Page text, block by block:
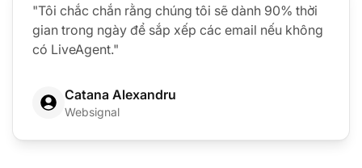
"Tôi chắc chắn rằng chúng tôi sẽ dành 90% thời
gian trong ngày để sắp xếp các email nếu không
có LiveAgent."
Catana Alexandru
Websignal